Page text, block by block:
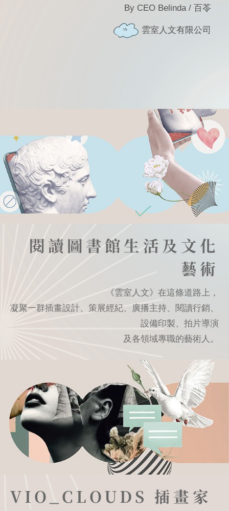
By CEO Belinda / 百苓
雲室人文有限公司
閱讀圖書館生活及文化
藝術
《雲室人文》在這條道路上，
凝聚一群插畫設計、策展經紀、廣播主持、閱讀行銷、
設備印製、拍片導演
及各領域專職的藝術人。
VIO_CLOUDS 插畫家